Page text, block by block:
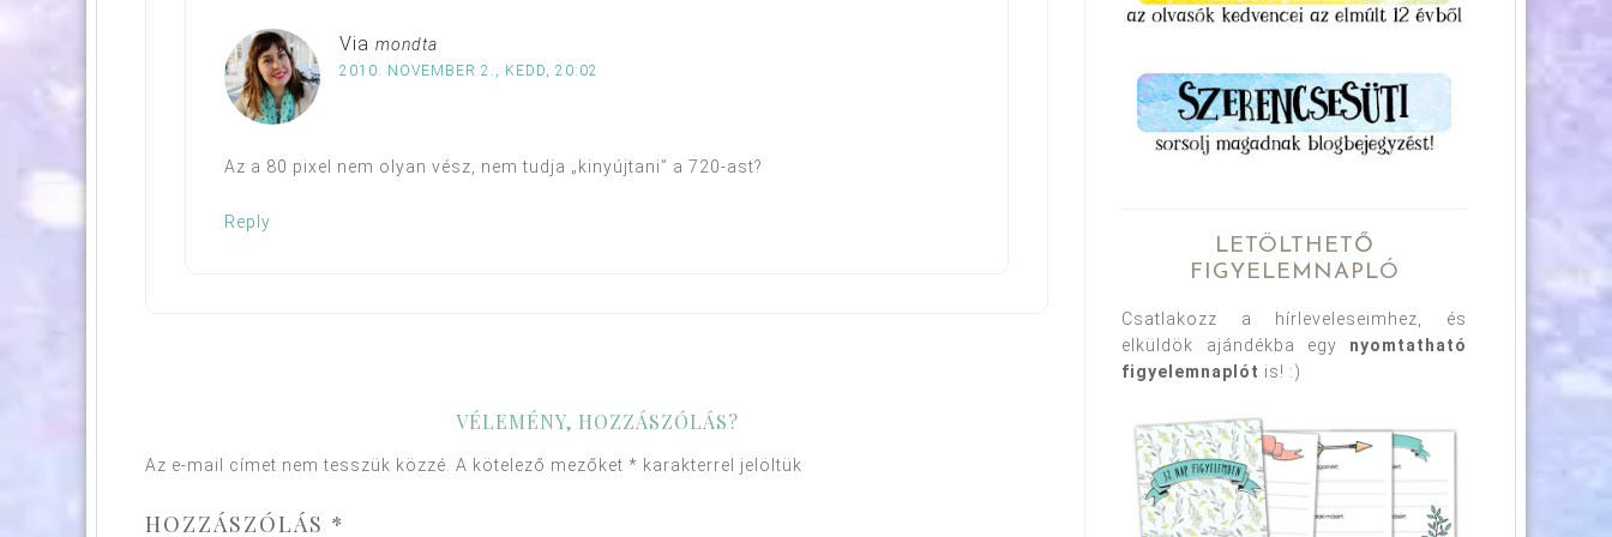
Via mondta
2010. NOVEMBER 2., KEDD, 20:02
Az a 80 pixel nem olyan vész, nem tudja „kinyújtani” a 720-ast?
Reply
VÉLEMÉNY, HOZZÁSZÓLÁS?
Az e-mail címet nem tesszük közzé. A kötelező mezőket * karakterrel jelöltük
HOZZÁSZÓLÁS *
LETÖLTHETŐ
FIGYELEMNAPLÓ
Csatlakozz a hírleveleseimhez, és
elküldök ajándékba egy nyomtatható
figyelemnaplót is! :)